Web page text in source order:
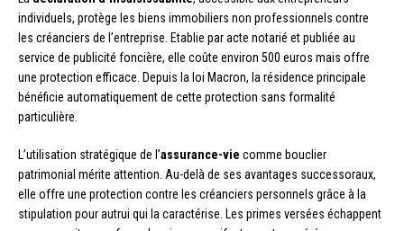
individuels, protège les biens immobiliers non professionnels contre
les créanciers de l’entreprise. Etablie par acte notarié et publiée au
service de publicité foncière, elle coûte environ 500 euros mais offre
une protection efficace. Depuis la loi Macron, la résidence principale
bénéficie automatiquement de cette protection sans formalité
particulière.
L’utilisation stratégique de l’assurance-vie comme bouclier
patrimonial mérite attention. Au-delà de ses avantages successoraux,
elle offre une protection contre les créanciers personnels grâce à la
stipulation pour autrui qui la caractérise. Les primes versées échappent